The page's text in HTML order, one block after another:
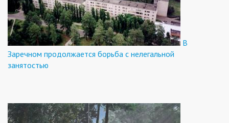
В
Заречном продолжается борьба с нелегальной
занятостью